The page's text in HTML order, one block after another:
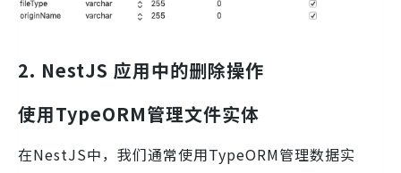
2. NestJS 应用中的删除操作
使用TypeORM管理文件实体
在NestJS中，我们通常使用TypeORM管理数据实